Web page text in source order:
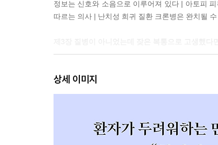
정보는 신호와 소음으로 이루어져 있다 | 아토피
따르는 의사 | 난치성 희귀 질환 크론병은 완치될
제4장 새로운 의원병
의도적인 가족원병 | 의가족원병, 모두의 책임 | 선
상세 이미지